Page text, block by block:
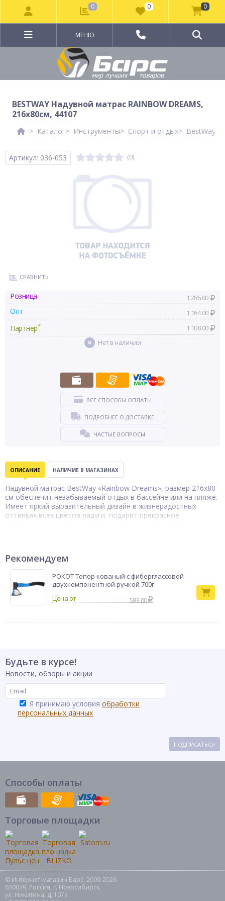
МЕНЮ
BESTWAY Надувной матрас RAINBOW DREAMS,
216x80см, 44107
Каталог Инструменты Спорт и отдых BestWay
Артикул: 036-053 (0)
СРАВНИТЬ
Розница 1 286.00
Опт 1 164.00
Партнер* 1 108.00
Нет в наличии
ВСЕ СПОСОБЫ ОПЛАТЫ
ПОДРОБНЕЕ О ДОСТАВКЕ
ЧАСТЫЕ ВОПРОСЫ
ОПИСАНИЕ НАЛИЧИЕ В МАГАЗИНАХ
Надувной матрас BestWay «Rainbow Dreams», размер 216x80
см обеспечит незабываемый отдых в бассейне или на пляже.
Имеет яркий выразительный дизайн в жизнерадостных
оттенках всех цветов радуги, подарит прекрасное
стабильностью, не переворачивается и не опрокидывается.
Устойчив к износу, проколам, воздействию УФ-лучей.
Комплект включает заплатку для ремонта. Максимальная
нагрузка - 100 кг.
Бренд
Рекомендуем
РОКОТ Топор кованый с фиберглассовой
двухкомпонентной ручкой 700г
583.00
Будьте в курсе!
Новости, обзоры и акции
Я принимаю условия обработки
персональных данных
ПОДПИСАТЬСЯ
Способы оплаты
Торговые площадки
© Интернет-магазин Барс, 2009-2026
630039, Россия, г. Новосибирск,
ул. Никитина, д. 107а
0 0 0